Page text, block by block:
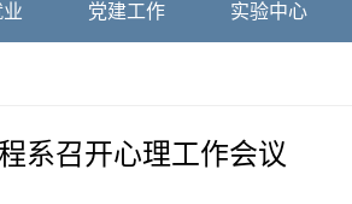
党建工作 实验中心
系召开心理工作会议